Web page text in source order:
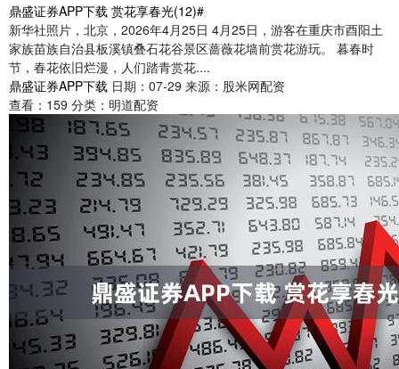
鼎盛证券APP下载 赏花享春光(12)#
新华社照片，北京，2026年4月25日 4月25日，游客在重庆市酉阳土
家族苗族自治县板溪镇叠石花谷景区蔷薇花墙前赏花游玩。 暮春时
节，春花依旧烂漫，人们踏青赏花....
鼎盛证券APP下载 日期：07-29 来源：股米网配资
查看： 159 分类： 明道配资